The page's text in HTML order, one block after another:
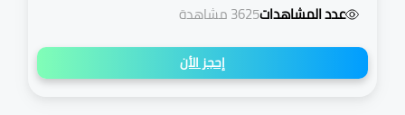
عدد المشاهدات3625 مشاهدة
إحجز الأن